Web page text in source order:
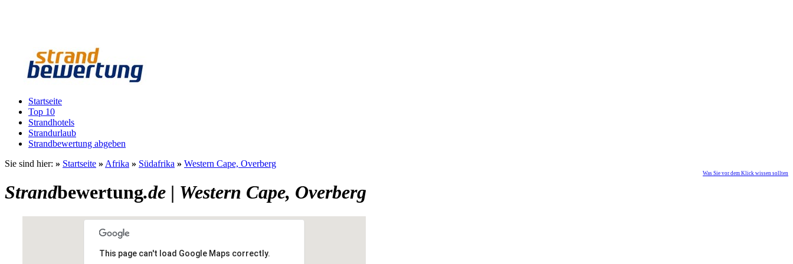
Startseite
Top 10
Strandhotels
Strandurlaub
Strandbewertung abgeben
Was Sie vor dem Klick wissen sollten
Sie sind hier: » Startseite » Afrika » Südafrika » Western Cape, Overberg
Strandbewertung.de | Western Cape, Overberg
This page can't load Google Maps correctly.